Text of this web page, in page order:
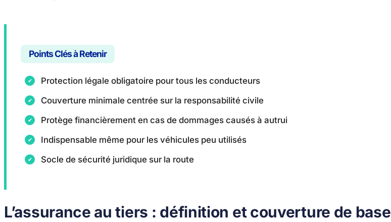
Points Clés à Retenir
Protection légale obligatoire pour tous les conducteurs
Couverture minimale centrée sur la responsabilité civile
Protège financièrement en cas de dommages causés à autrui
Indispensable même pour les véhicules peu utilisés
Socle de sécurité juridique sur la route
L’assurance au tiers : définition et couverture de base